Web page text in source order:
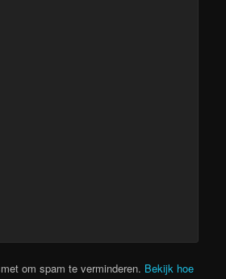
om spam te verminderen. Bekijk hoe